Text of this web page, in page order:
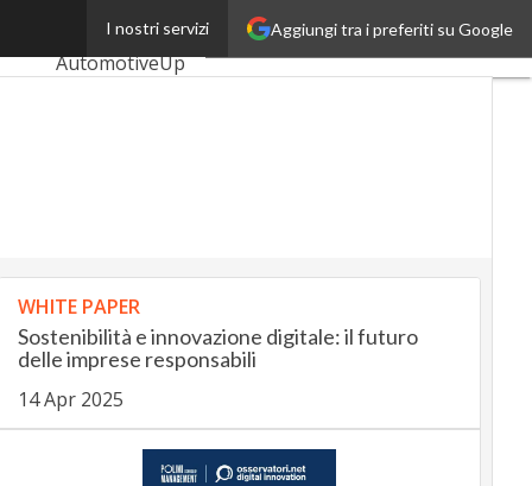
Aggiungi tra i preferiti su Google
I nostri servizi
Ultimi articoli
AutomotiveUp
ProptechStartup
WHITE PAPER
Sostenibilità e innovazione digitale: il futuro
delle imprese responsabili
14 Apr 2025